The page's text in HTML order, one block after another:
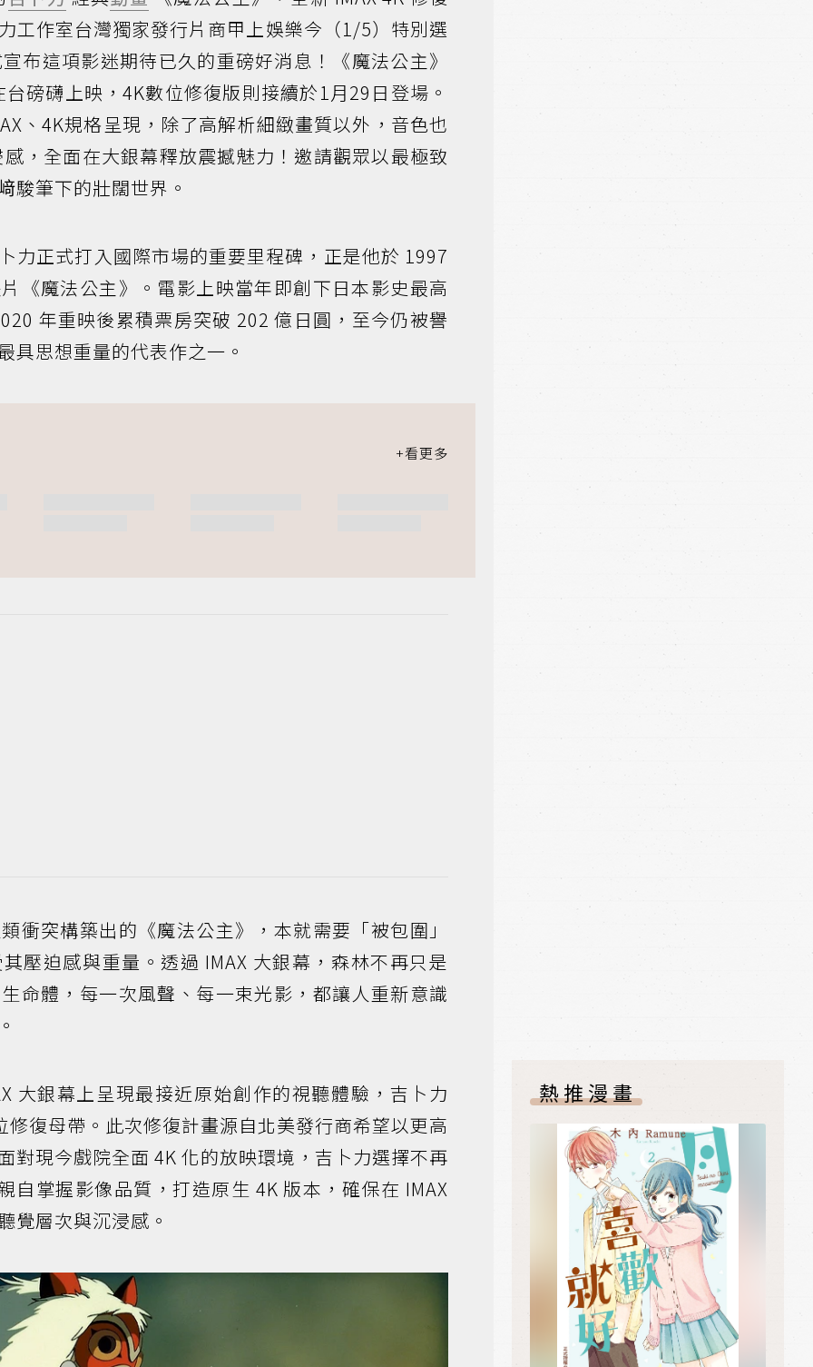
工作室台灣獨家發行片商甲上娛樂今（1/5）特別選
布這項影迷期待已久的重磅好消息！《魔法公主》
磅礴上映，4K數位修復版則接續於1月29日登場。
、4K規格呈現，除了高解析細緻畫質以外，音色也
，全面在大銀幕釋放震撼魅力！邀請觀眾以最極致
駿筆下的壯闊世界。
力正式打入國際市場的重要里程碑，正是他於 1997
《魔法公主》。電影上映當年即創下日本影史最高
年重映後累積票房突破 202 億日圓，至今仍被譽
具思想重量的代表作之一。
衝突構築出的《魔法公主》，本就需要「被包圍」
壓迫感與重量。透過 IMAX 大銀幕，森林不再只是
命體，每一次風聲、每一束光影，都讓人重新意識
大銀幕上呈現最接近原始創作的視聽體驗，吉卜力
復母帶。此次修復計畫源自北美發行商希望以更高
對現今戲院全面 4K 化的放映環境，吉卜力選擇不再
自掌握影像品質，打造原生 4K 版本，確保在 IMAX
覺層次與沉浸感。
熱推漫畫